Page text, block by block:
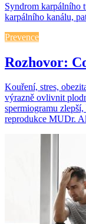
Syndrom karpálního
karpálního kanálu,
Prevence
Rozhovor:
Kouření, stres,
výrazně ovlivnit
spermiogramu
reprodukce MUDr.